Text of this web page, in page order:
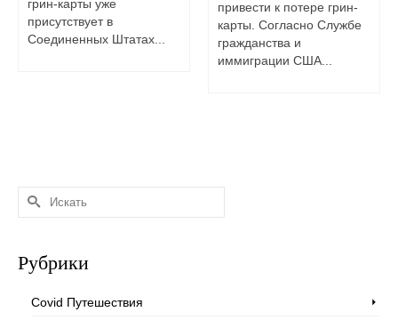
грин-карты уже
присутствует в
Соединенных Штатах...
привести к потере грин-
карты. Согласно Службе
гражданства и
иммиграции США...
Искать:
Рубрики
Covid Путешествия